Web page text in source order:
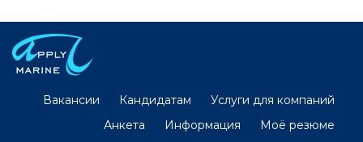
Вакансии Кандидатам
Услуги для компаний
Анкета
Информация
Моё резюме